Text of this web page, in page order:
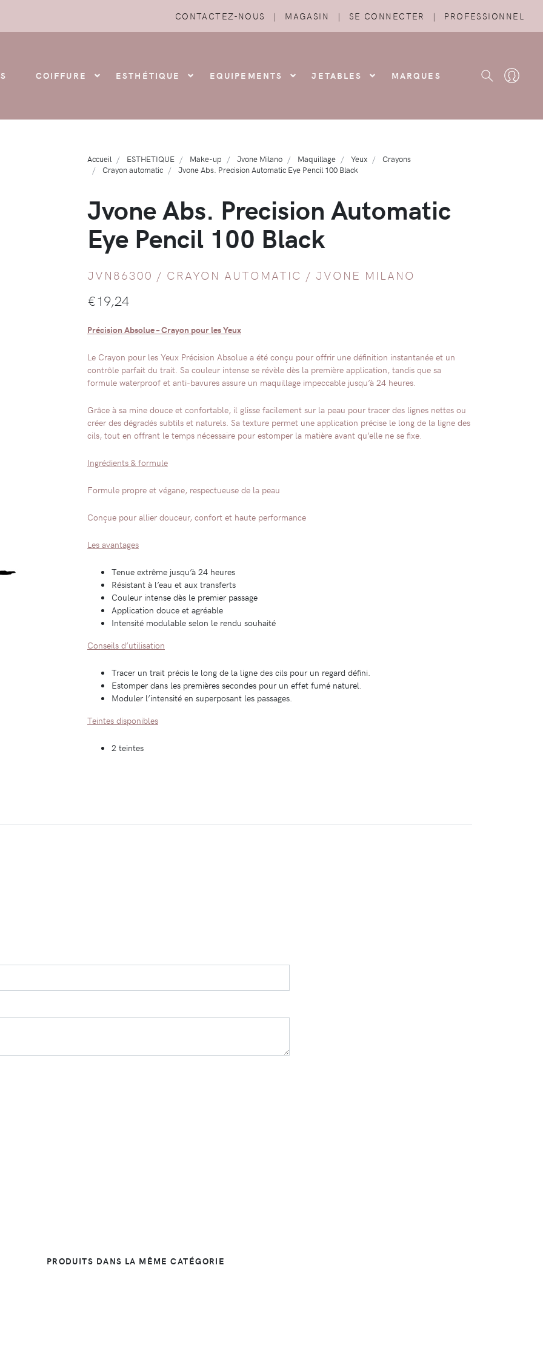
CONTACTEZ-NOUS | MAGASIN | SE CONNECTER | PROFESSIONNEL
COIFFURE ESTHÉTIQUE EQUIPEMENTS JETABLES MARQUES
Accueil ESTHETIQUE Make-up Jvone Milano Maquillage Yeux
Crayons
Crayon automatic
Jvone Abs. Precision Automatic Eye Pencil 100 Black
Jvone Abs. Precision Automatic
Eye Pencil 100 Black
JVN86300 / CRAYON AUTOMATIC / JVONE MILANO
€19,24
Précision Absolue – Crayon pour les Yeux
Le Crayon pour les Yeux Précision Absolue a été conçu pour offrir une définition instantanée et un
contrôle parfait du trait. Sa couleur intense se révèle dès la première application, tandis que sa
formule waterproof et anti-bavures assure un maquillage impeccable jusqu’à 24 heures.
Grâce à sa mine douce et confortable, il glisse facilement sur la peau pour tracer des lignes nettes ou
créer des dégradés subtils et naturels. Sa texture permet une application précise le long de la ligne des
cils, tout en offrant le temps nécessaire pour estomper la matière avant qu’elle ne se fixe.
Ingrédients & formule
Formule propre et végane, respectueuse de la peau
Conçue pour allier douceur, confort et haute performance
Les avantages
Tenue extrême jusqu’à 24 heures
Résistant à l’eau et aux transferts
Couleur intense dès le premier passage
Application douce et agréable
Intensité modulable selon le rendu souhaité
Conseils d’utilisation
Tracer un trait précis le long de la ligne des cils pour un regard défini.
Estomper dans les premières secondes pour un effet fumé naturel.
Moduler l’intensité en superposant les passages.
Teintes disponibles
2 teintes
PRODUITS DANS LA MÊME CATÉGORIE